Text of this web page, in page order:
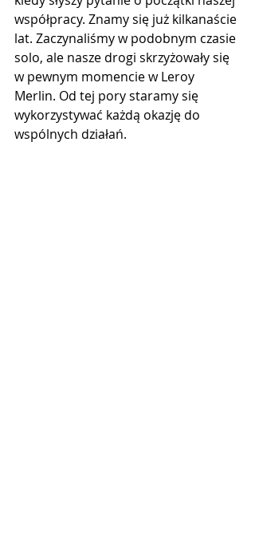
współpracy. Znamy się już kilkanaście
lat. Zaczynaliśmy w podobnym czasie
solo, ale nasze drogi skrzyżowały się
w pewnym momencie w Leroy
Merlin. Od tej pory staramy się
wykorzystywać każdą okazję do
wspólnych działań.